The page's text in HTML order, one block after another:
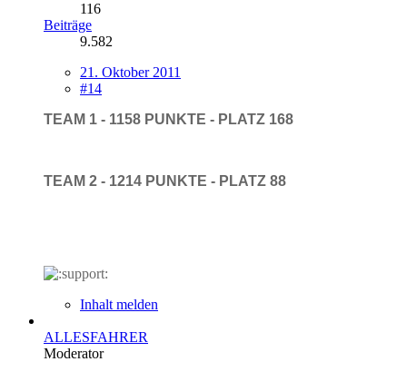
116
Beiträge
9.582
21. Oktober 2011
#14
TEAM 1 - 1158 PUNKTE - PLATZ 168
TEAM 2 - 1214 PUNKTE - PLATZ 88
Inhalt melden
ALLESFAHRER
Moderator